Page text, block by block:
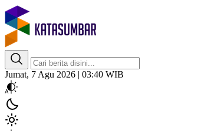
Kata Sumbar
Berita Sumbar Hari Ini
Jumat, 7 Agu 2026 | 03:40 WIB